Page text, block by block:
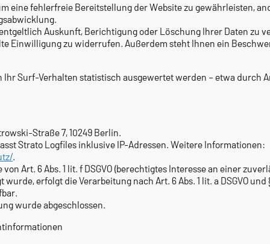
eine fehlerfreie Bereitstellung der Website zu gewährleisten,
Auskunft, Berichtigung oder Löschung Ihrer Daten zu
Einwilligung zu widerrufen. Außerdem steht Ihnen ein
Ihr Surf-Verhalten statistisch ausgewertet werden – etwa durch
Straße 7, 10249 Berlin.
Strato Logfiles inklusive IP-Adressen. Weitere Informationen:
.
Art. 6 Abs. 1 lit. f DSGVO (berechtigtes Interesse an einer
erfolgt die Verarbeitung nach Art. 6 Abs. 1 lit. a DSGVO und §
wurde abgeschlossen.